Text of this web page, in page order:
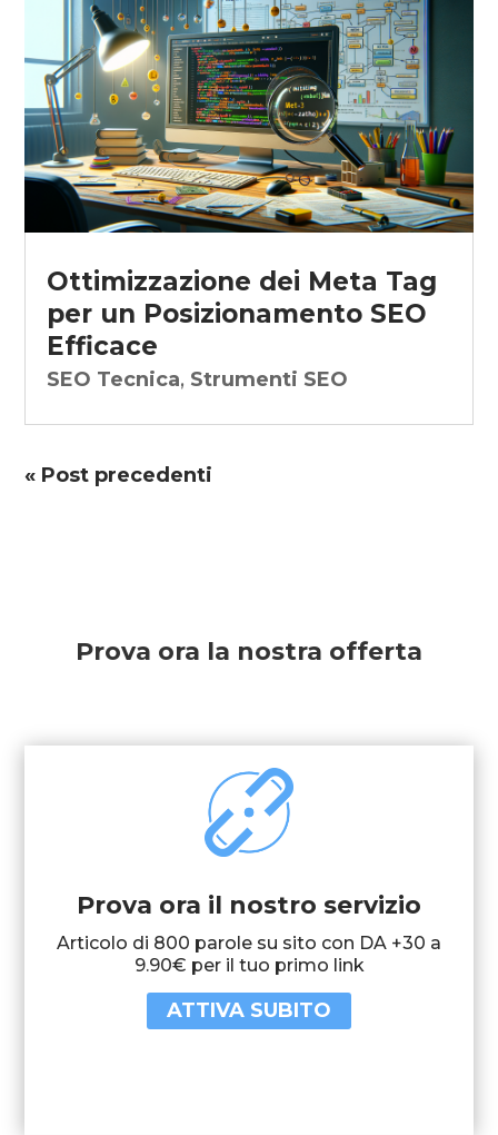
Ottimizzazione dei Meta Tag
per un Posizionamento SEO
Efficace
SEO Tecnica, Strumenti SEO
« Post precedenti
Prova ora la nostra offerta
Prova ora il nostro servizio
Articolo di 800 parole su sito con DA +30 a
9.90€ per il tuo primo link
ATTIVA SUBITO